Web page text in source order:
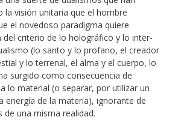
visión unitaria que el hombre
el novedoso paradigma quiere
del criterio de lo holográfico y lo inter-
(lo santo y lo profano, el creador
y lo terrenal, el alma y el cuerpo, lo
surgido como consecuencia de
lo material (o separar, por utilizar un
energía de la materia), ignorante de
de una misma realidad.